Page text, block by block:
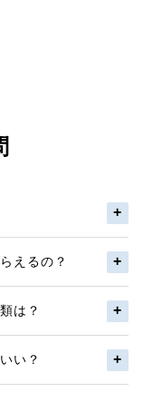
えるの？
は？
い？